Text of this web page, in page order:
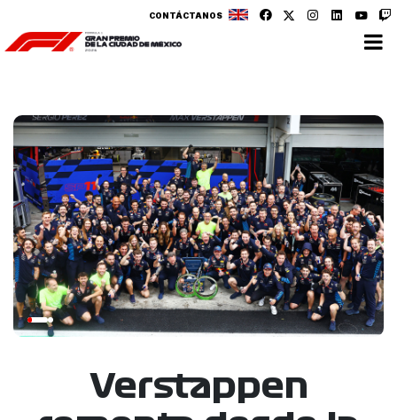
CONTÁCTANOS
Verstappen